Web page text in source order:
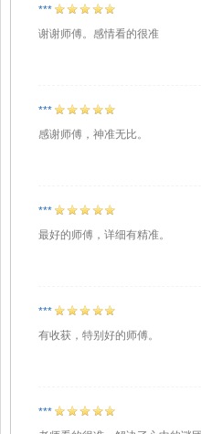
***
谢谢师傅。感情看的很准
***
感谢师傅，神准无比。
***
最好的师傅，详细有精准。
***
有收获，特别好的师傅。
***